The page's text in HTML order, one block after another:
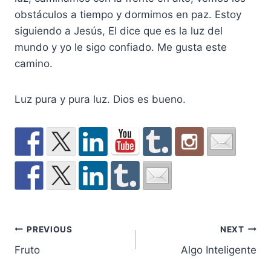
obstáculos a tiempo y dormimos en paz. Estoy
siguiendo a Jesús, El dice que es la luz del
mundo y yo le sigo confiado. Me gusta este
camino.
Luz pura y pura luz. Dios es bueno.
Post
PREVIOUS
Fruto
NEXT
Algo Inteligente